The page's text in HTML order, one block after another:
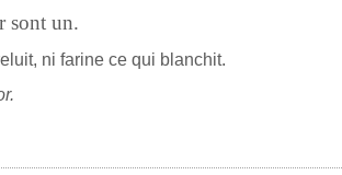
sont un.
ni farine ce qui blanchit.